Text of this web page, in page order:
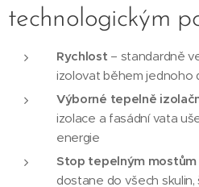
technologickým
Rychlost – standardně
izolovat během jednoho
Výborné tepelně
izolace a fasádní vata
energie
Stop tepelným mostům
dostane do všech